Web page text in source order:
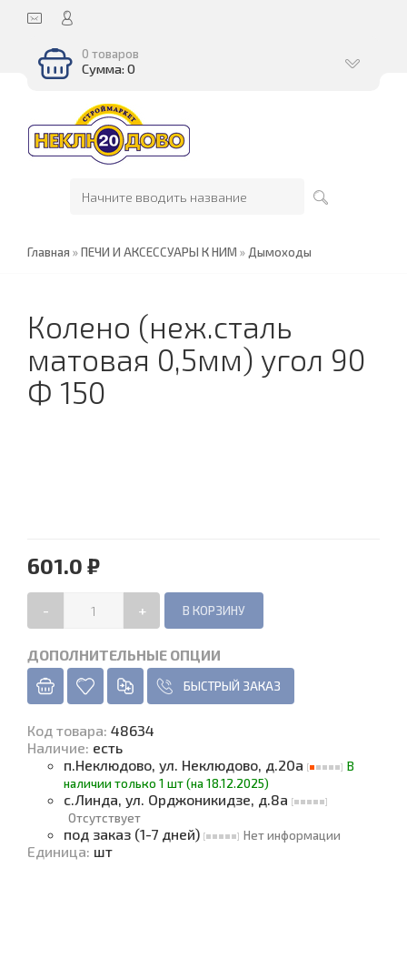
0 товаров
Сумма: 0
Главная »ПЕЧИ И АКСЕССУАРЫ К НИМ » Дымоходы
Колено (неж.сталь
матовая 0,5мм) угол 90
Ф 150
601.0 ₽
- +
ДОПОЛНИТЕЛЬНЫЕ ОПЦИИ
БЫСТРЫЙ ЗАКАЗ
Код товара: 48634
Наличие: есть
п.Неклюдово, ул. Неклюдово, д.20а
В
наличии только 1 шт (на 18.12.2025)
с.Линда, ул. Орджоникидзе, д.8а
Отсутствует
под заказ (1-7 дней) Нет информации
Единица: шт